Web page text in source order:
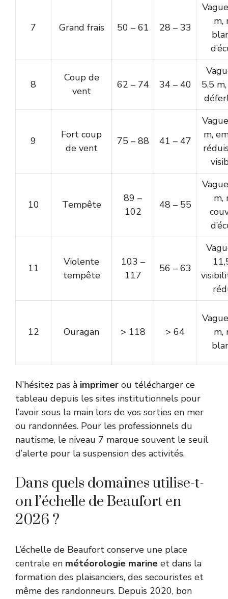
7 Grand frais 50 – 61 28 – 33
m,
8
Coup de
vent
62 – 74 34 – 40
5,5
9
Fort coup
de vent
75 – 88 41 – 47
m,
10 Tempête
89 –
102
48 – 55
m,
11
Violente
tempête
103 –
117
56 – 63
12 Ouragan > 118 > 64
m,
N’hésitez pas à imprimer ou télécharger ce
tableau depuis les sites institutionnels pour
l’avoir sous la main lors de vos sorties en mer
ou randonnées. Pour les professionnels du
nautisme, le niveau 7 marque souvent le seuil
d’alerte pour la suspension des activités.
Dans quels domaines utilise-t-
on l’échelle de Beaufort en
2026 ?
L’échelle de Beaufort conserve une place
centrale en météorologie marine et dans la
formation des plaisanciers, des secouristes et
même des randonneurs. Depuis 2020, bon